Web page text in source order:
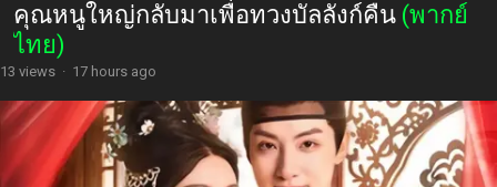
คุณหนูใหญ่กลับมาเพื่อทวงบัลลังก์คืน (พากย์
ไทย)
13 views · 17 hours ago